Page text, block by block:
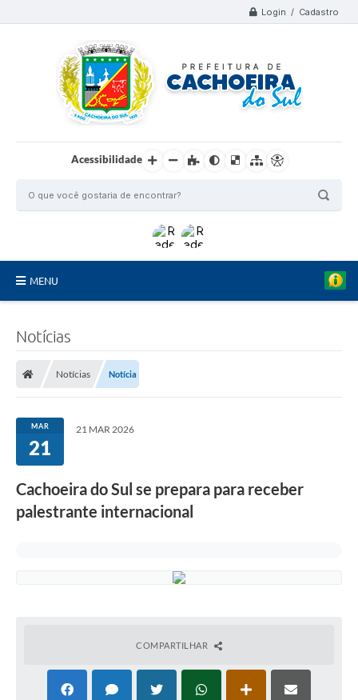
Login / Cadastro
Acessibilidade
MENU
Conselhos Municipais
Serviços on-line
Turismo
A Prefeitura
Notícias
Notícias Notícia
MAR
21
21 MAR 2026
Cachoeira do Sul se prepara para receber
palestrante internacional
COMPARTILHAR